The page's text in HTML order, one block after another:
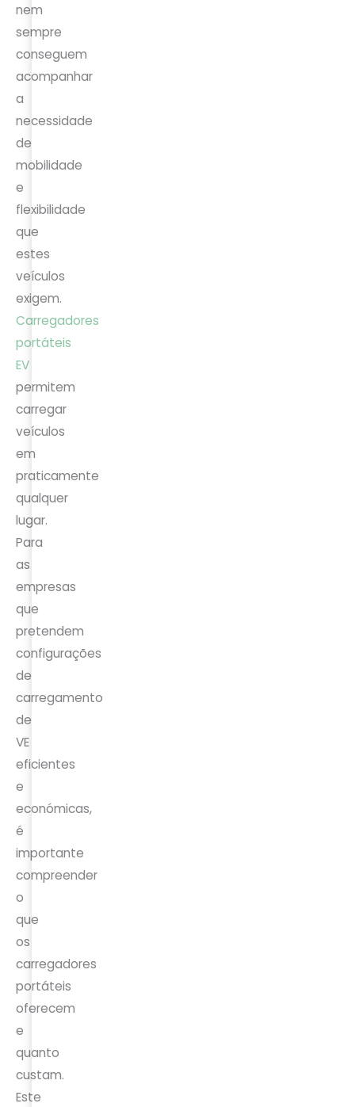
nem
sempre
conseguem
acompanhar
a
necessidade
de
mobilidade
e
flexibilidade
que
estes
veículos
exigem.
Carregadores
portáteis
EV
permitem
carregar
veículos
em
praticamente
qualquer
lugar.
Para
as
empresas
que
pretendem
configurações
de
carregamento
de
VE
eficientes
e
económicas,
é
importante
compreender
o
que
os
carregadores
portáteis
oferecem
e
quanto
custam.
Este